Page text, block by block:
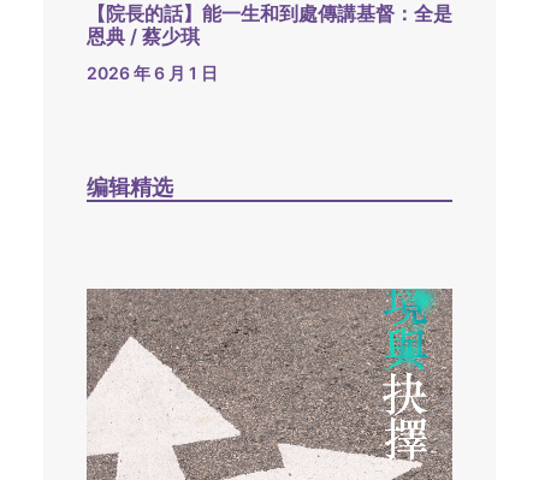
【院長的話】能一生和到處傳講基督：全是
恩典 / 蔡少琪
2026 年 6 月 1 日
编辑精选